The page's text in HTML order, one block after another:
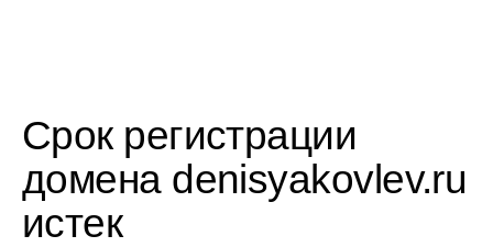
Срок регистрации
домена denisyakovlev.ru
истек